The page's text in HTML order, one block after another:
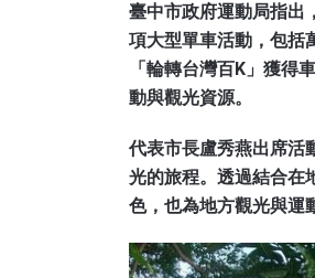
臺中市政府運動局指出
項大型單車活動，包括
「輪轉台灣百K」獲得
動與觀光資源。
代表市長盧秀燕出席活
光的旅程。透過結合在
色，也為地方觀光與運